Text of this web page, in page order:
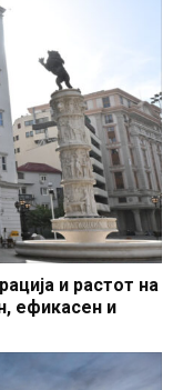
и растот на
ефикасен и